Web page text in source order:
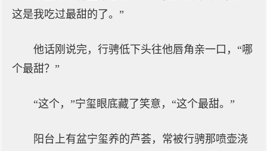
这是我吃过最甜的了。”
他话刚说完，行骋低下头往他唇角亲一口，“哪
个最甜？”
“这个，”宁玺眼底藏了笑意，“这个最甜。”
阳台上有盆宁玺养的芦荟，常被行骋那喷壶浇